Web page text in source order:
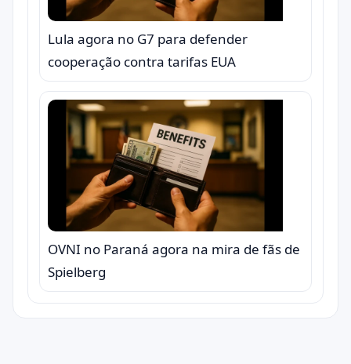
Lula agora no G7 para defender
cooperação contra tarifas EUA
OVNI no Paraná agora na mira de fãs de
Spielberg